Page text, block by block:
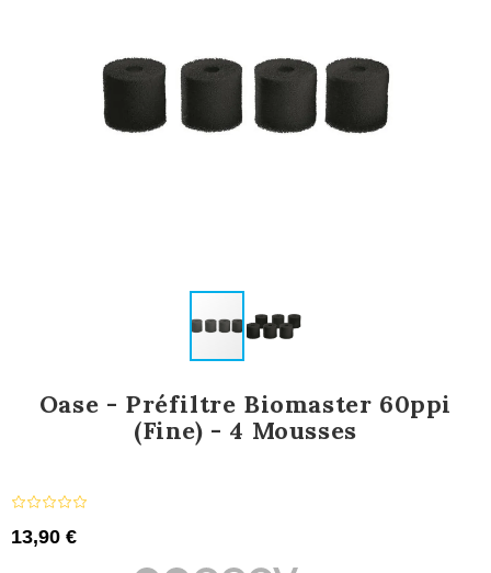
Oase - Préfiltre Biomaster 60ppi
(fine) - 4 Mousses
13,90 €